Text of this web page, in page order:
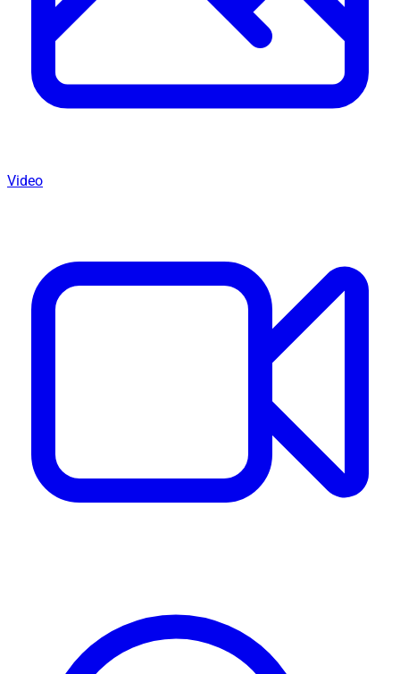
Video